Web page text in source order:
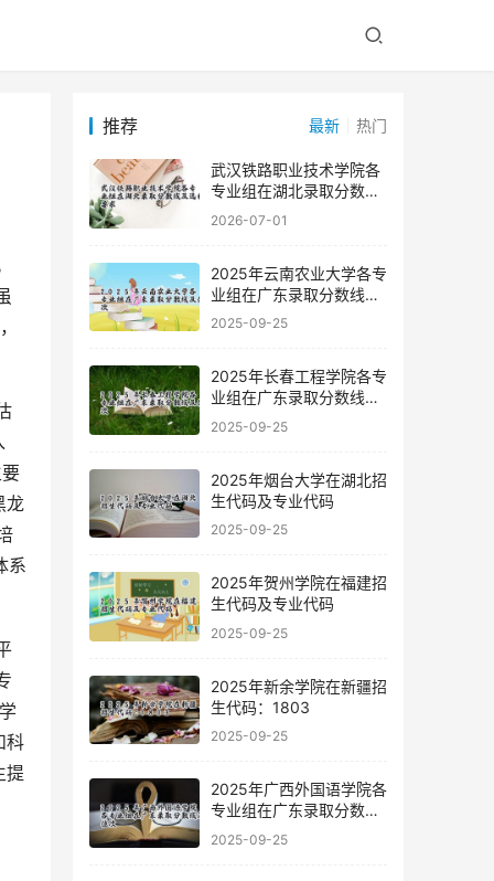
龙
系
科
提
推荐 最新 热门
武汉铁路职业技术学院各
专业组在湖北录取分数线
及选科要求
2026-07-01
2025年云南农业大学各专
业组在广东录取分数线及
位次
2025-09-25
2025年长春工程学院各专
业组在广东录取分数线及
位次
2025-09-25
2025年烟台大学在湖北招
生代码及专业代码
2025-09-25
2025年贺州学院在福建招
生代码及专业代码
2025-09-25
2025年新余学院在新疆招
生代码：1803
2025-09-25
2025年广西外国语学院各
专业组在广东录取分数线
及位次
2025-09-25